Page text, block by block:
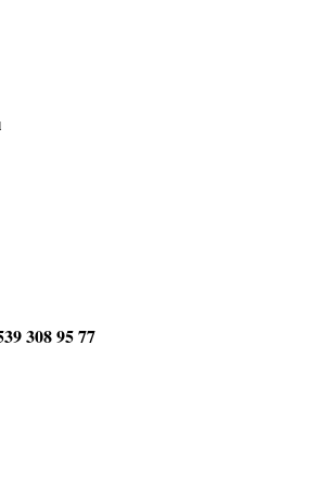
308 95 77